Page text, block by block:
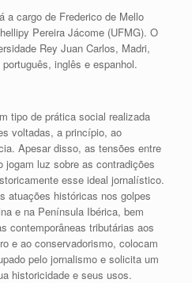
a cargo de Frederico de Mello
Pereira Jácome (UFMG). O
Rey Juan Carlos, Madri,
inglês e espanhol.
tipo de prática social realizada
voltadas, a princípio, ao
Apesar disso, as tensões entre
luz sobre as contradições
esse ideal jornalístico.
atuações históricas nos golpes
e na Península Ibérica, bem
contemporâneas tributárias aos
e ao conservadorismo, colocam
pelo jornalismo e solicita um
historicidade e seus usos.